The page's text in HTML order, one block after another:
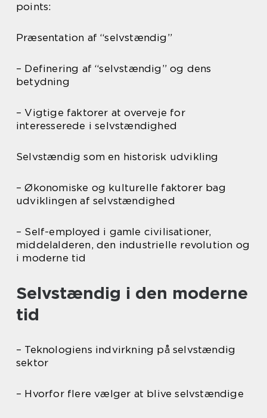
points:
Præsentation af “selvstændig”
– Definering af “selvstændig” og dens
betydning
– Vigtige faktorer at overveje for
interesserede i selvstændighed
Selvstændig som en historisk udvikling
– Økonomiske og kulturelle faktorer bag
udviklingen af selvstændighed
– Self-employed i gamle civilisationer,
middelalderen, den industrielle revolution og
i moderne tid
Selvstændig i den moderne
tid
– Teknologiens indvirkning på selvstændig
sektor
– Hvorfor flere vælger at blive selvstændige